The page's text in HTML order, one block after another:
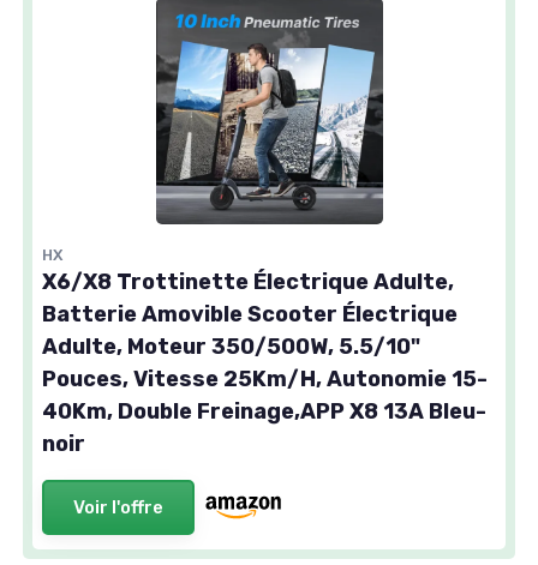
HX
X6/X8 Trottinette Électrique Adulte,
Batterie Amovible Scooter Électrique
Adulte, Moteur 350/500W, 5.5/10"
Pouces, Vitesse 25Km/H, Autonomie 15-
40Km, Double Freinage,APP X8 13A Bleu-
noir
Voir l'offre